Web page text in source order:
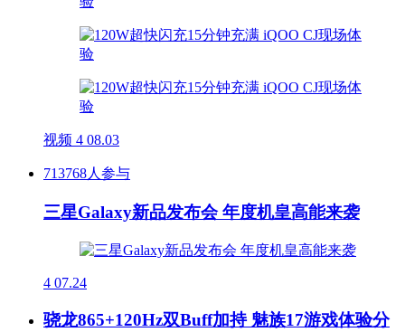
视频 4 08.03
713768人参与
三星Galaxy新品发布会 年度机皇高能来袭
4 07.24
骁龙865+120Hz双Buff加持 魅族17游戏体验分